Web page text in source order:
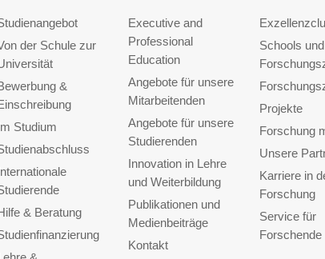
der Schule zur
&
Studium
& Beratung
Executive and
Professional
Education
Angebote für unsere
Mitarbeitenden
Angebote für unsere
Studierenden
Innovation in Lehre
und Weiterbildung
Publikationen und
Medienbeiträge
Kontakt
Schools und
Projekte
Forschung
Unsere
Karriere in
Forschung
Service für
Forschende